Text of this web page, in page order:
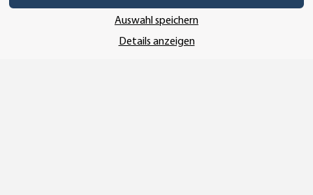
Auswahl speichern
Details anzeigen